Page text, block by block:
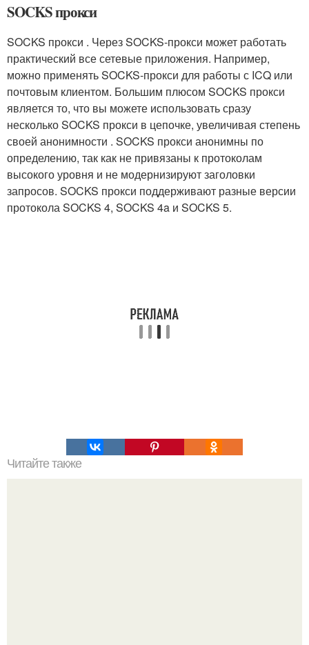
SOCKS прокси
SOCKS прокси . Через SOCKS-прокси может работать
практический все сетевые приложения. Например,
можно применять SOCKS-прокси для работы с ICQ или
почтовым клиентом. Большим плюсом SOCKS прокси
является то, что вы можете использовать сразу
несколько SOCKS прокси в цепочке, увеличивая степень
своей анонимности . SOCKS прокси анонимны по
определению, так как не привязаны к протоколам
высокого уровня и не модернизируют заголовки
запросов. SOCKS прокси поддерживают разные версии
протокола SOCKS 4, SOCKS 4a и SOCKS 5.
Читайте также